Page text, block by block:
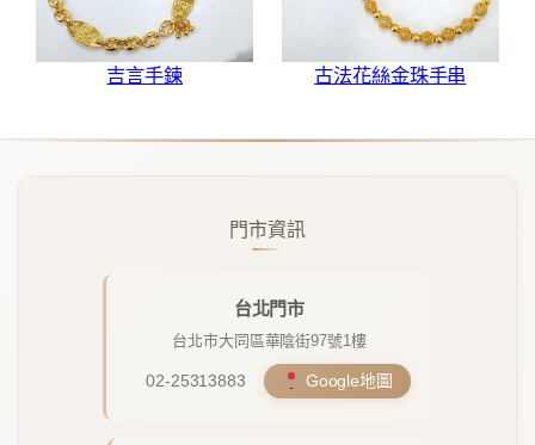
吉言手鍊 古法花絲金珠手串
門市資訊
台北門市
台北市大同區華陰街97號1樓
02-25313883 Google地圖